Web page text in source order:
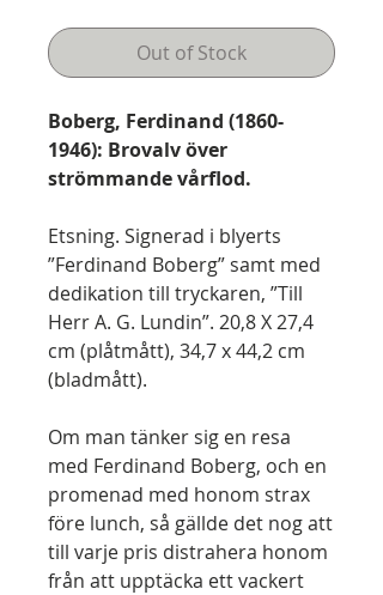
Out of Stock
Boberg, Ferdinand (1860-
1946): Brovalv över
strömmande vårflod.
Etsning. Signerad i blyerts
”Ferdinand Boberg” samt med
dedikation till tryckaren, ”Till
Herr A. G. Lundin”. 20,8 X 27,4
cm (plåtmått), 34,7 x 44,2 cm
(bladmått).
Om man tänker sig en resa
med Ferdinand Boberg, och en
promenad med honom strax
före lunch, så gällde det nog att
till varje pris distrahera honom
från att upptäcka ett vackert